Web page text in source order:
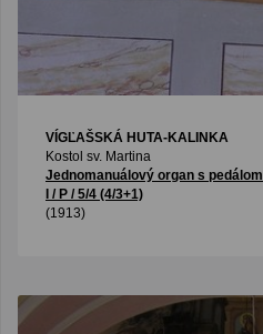
VÍGĽAŠSKÁ HUTA-KALINKA
Kostol sv. Martina
Jednomanuálový organ s pedálom
I / P / 5/4 (4/3+1)
(1913)